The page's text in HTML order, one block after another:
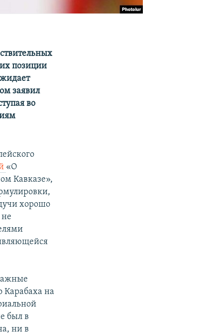
позиции
заявил
во
«О
Кавказе»,
хорошо
Карабаха на
был в
ни в